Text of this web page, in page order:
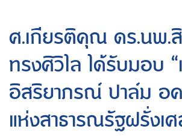
ศ.เกียรติคุณ ดร.นพ.
ทรงศิวิไล ได้รับมอบ
อิสริยาภรณ์ ปาล์ม อค
แห่งสาธารณรัฐฝรั่งเ